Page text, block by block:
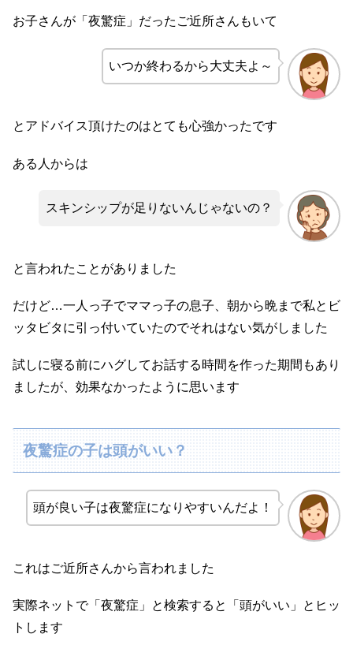
お子さんが「夜驚症」だったご近所さんもいて
いつか終わるから大丈夫よ～
とアドバイス頂けたのはとても心強かったです
ある人からは
スキンシップが足りないんじゃないの？
と言われたことがありました
だけど…一人っ子でママっ子の息子、朝から晩まで私とビ
ッタビタに引っ付いていたのでそれはない気がしました
試しに寝る前にハグしてお話する時間を作った期間もあり
ましたが、効果なかったように思います
夜驚症の子は頭がいい？
頭が良い子は夜驚症になりやすいんだよ！
これはご近所さんから言われました
実際ネットで「夜驚症」と検索すると「頭がいい」とヒッ
トします